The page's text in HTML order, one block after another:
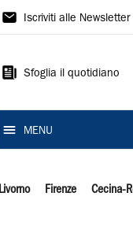
Il
Iscriviti alle Newsletter
Sfoglia il quotidiano
MENU
Livorno Firenze Cecina-